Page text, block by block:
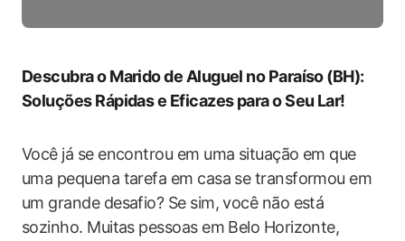
Descubra o Marido de Aluguel no Paraíso (BH):
Soluções Rápidas e Eficazes para o Seu Lar!
Você já se encontrou em uma situação em que
uma pequena tarefa em casa se transformou em
um grande desafio? Se sim, você não está
sozinho. Muitas pessoas em Belo Horizonte,